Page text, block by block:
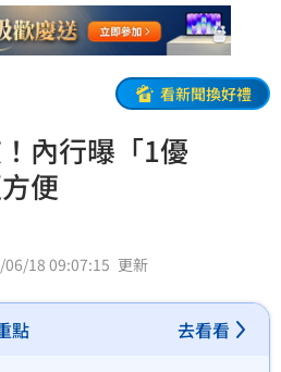
看新聞換好禮
內行曝「1優
便
06/18 09:07:15 更新
點 去看看